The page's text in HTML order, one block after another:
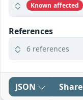
Known affected
References
6 references
JSON Share